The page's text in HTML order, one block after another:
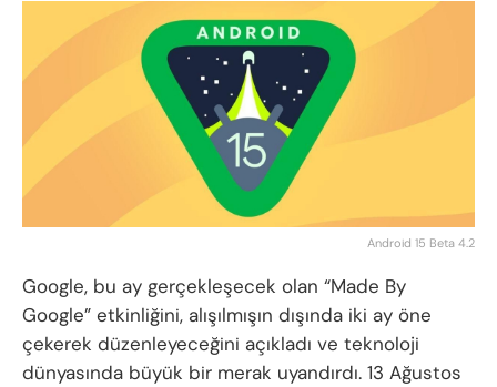
Android 15 Beta 4.2
Google, bu ay gerçekleşecek olan “Made By
Google” etkinliğini, alışılmışın dışında iki ay öne
çekerek düzenleyeceğini açıkladı ve teknoloji
dünyasında büyük bir merak uyandırdı. 13 Ağustos